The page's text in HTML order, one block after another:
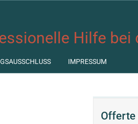
Hilfe bei
IMPRESSUM
Offerte